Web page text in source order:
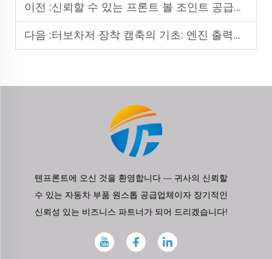
이전 :신뢰할 수 있는 프론트 볼 조인트 공급업체를 선택하는 방법
다음 :터보차저 장착 캠축의 기초: 엔진 출력을 높이는 방법
텐프론트에 오신 것을 환영합니다 — 귀사의 신뢰할
수 있는 자동차 부품 원스톱 공급업체이자 장기적인
신뢰성 있는 비즈니스 파트너가 되어 드리겠습니다!